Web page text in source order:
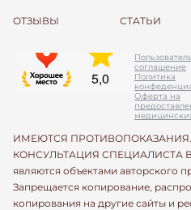
ОТЗЫВЫ СТАТЬИ
соглашение
Политика
Оферта на
ИМЕЮТСЯ
КОНСУЛЬТАЦИЯ СПЕЦИАЛИСТА
являются объектами авторского
Запрещается копирование,
копирования на другие сайты и